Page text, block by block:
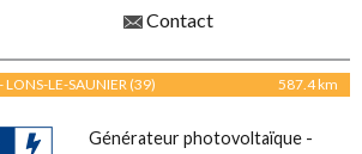
Contact
- LONS-LE-SAUNIER (39) 587.4 km
Générateur photovoltaïque -